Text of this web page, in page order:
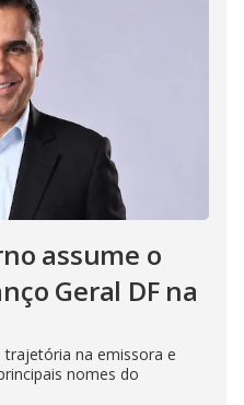
assume o
Geral DF na
na emissora e
nomes do